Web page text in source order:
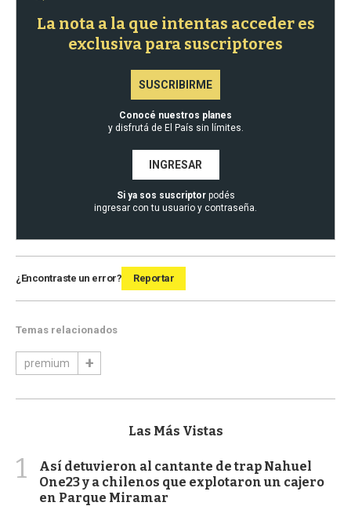
La nota a la que intentas acceder es
exclusiva para suscriptores
SUSCRIBIRME
Conocé nuestros planes
y disfrutá de El País sin límites.
INGRESAR
Si ya sos suscriptorpodés
ingresar con tu usuario y contraseña.
¿Encontraste un error? Reportar
Temas relacionados
premium
Las Más Vistas
1
Así detuvieron al cantante de trap Nahuel
One23 y a chilenos que explotaron un cajero
en Parque Miramar